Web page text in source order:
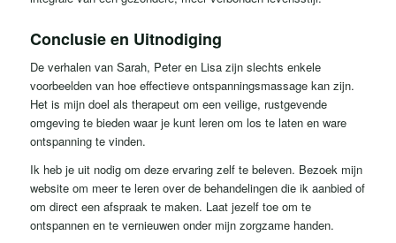
Conclusie en Uitnodiging
De verhalen van Sarah, Peter en Lisa zijn slechts enkele
voorbeelden van hoe effectieve ontspanningsmassage kan zijn.
Het is mijn doel als therapeut om een ​​veilige, rustgevende
omgeving te bieden waar je kunt leren om los te laten en ware
ontspanning te vinden.
Ik heb je uit nodig om deze ervaring zelf te beleven. Bezoek mijn
website om meer te leren over de behandelingen die ik aanbied of
om direct een afspraak te maken. Laat jezelf toe om te
ontspannen en te vernieuwen onder mijn zorgzame handen.